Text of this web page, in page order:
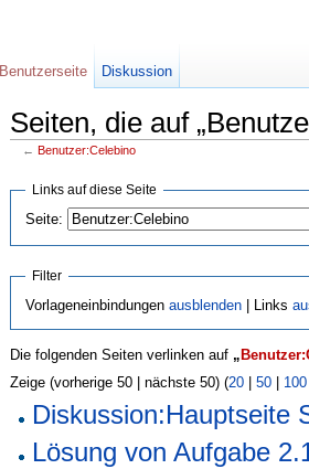
Seiten, die auf
← Benutzer:Celebino
Links auf diese Seite
Seite:
Filter
Vorlageneinbindungen ausblenden| Links
Die folgenden Seiten verlinken auf „
Zeige (vorherige 50 | nächste 50) (20 50 100
Diskussion:Hauptseite
Lösung von Aufgabe
Benutzerseite Diskussion